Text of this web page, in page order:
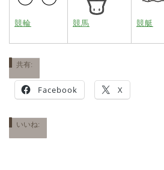
競輪 競馬 競艇
共有:
Facebook X
いいね: